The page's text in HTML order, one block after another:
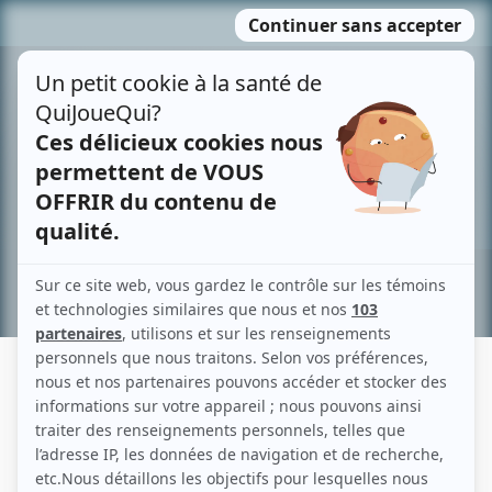
MENU
contenu
Recherche avancée »
GEORGES MOLNAR
Liens
Fiche de Georges Molnar sur Showbizz.net